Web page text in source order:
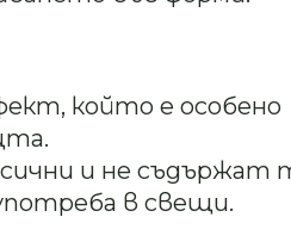
който е особено
и не съдържат
в свещи.